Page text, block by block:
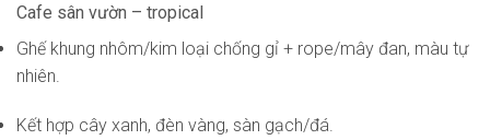
Cafe sân vườn – tropical
Ghế khung nhôm/kim loại chống gỉ + rope/mây đan, màu tự
nhiên.
Kết hợp cây xanh, đèn vàng, sàn gạch/đá.